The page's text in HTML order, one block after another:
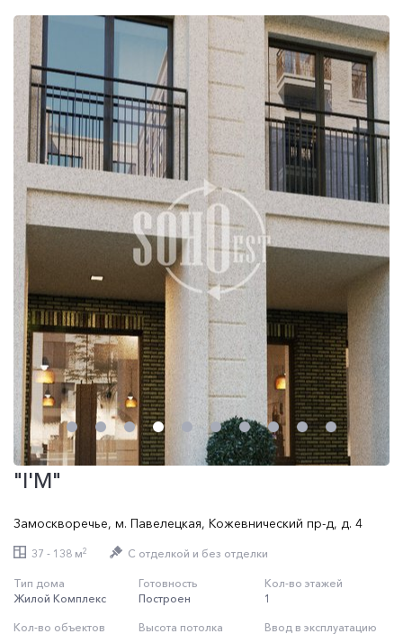
"I'M"
Замоскворечье, м. Павелецкая, Кожевнический пр-д, д. 4
37 - 138 м2 C отделкой и без отделки
Тип дома
Жилой Комплекс
Готовность
Построен
Кол-во этажей
1
Кол-во объектов
Высота потолка
Ввод в эксплуатацию